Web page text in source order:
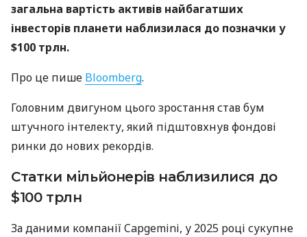
загальна вартість активів найбагатших
інвесторів планети наблизилася до позначки у
$100 трлн.
Про це пише Bloomberg.
Головним двигуном цього зростання став бум
штучного інтелекту, який підштовхнув фондові
ринки до нових рекордів.
Статки мільйонерів наблизилися до
$100 трлн
За даними компанії Capgemini, у 2025 році сукупне